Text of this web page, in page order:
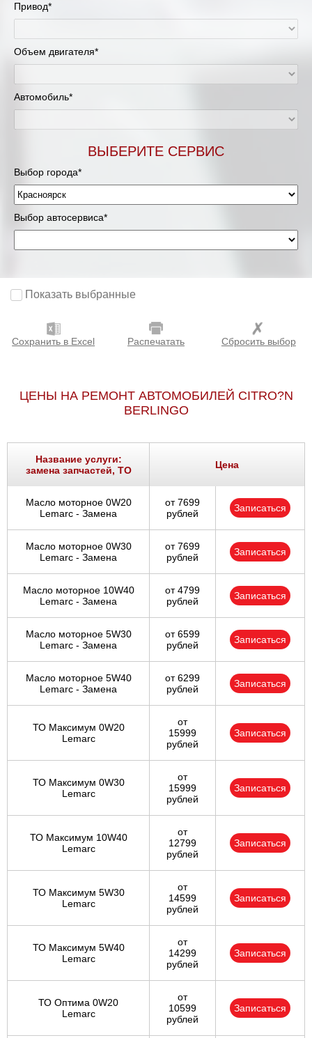
Привод*
Объем двигателя*
Автомобиль*
ВЫБЕРИТЕ СЕРВИС
Выбор города*
Выбор автосервиса*
Показать выбранные
Сохранить в Excel Распечатать Сбросить выбор
ЦЕНЫ НА РЕМОНТ АВТОМОБИЛЕЙ CITRO?N
BERLINGO
Название услуги:
замена запчастей, ТО
Цена
Масло моторное 0W20
Lemarc - Замена
от 7699
рублей
Записаться
Масло моторное 0W30
Lemarc - Замена
от 7699
рублей
Записаться
Масло моторное 10W40
Lemarc - Замена
от 4799
рублей
Записаться
Масло моторное 5W30
Lemarc - Замена
от 6599
рублей
Записаться
Масло моторное 5W40
Lemarc - Замена
от 6299
рублей
Записаться
ТО Максимум 0W20
Lemarc
от
15999
рублей
Записаться
ТО Максимум 0W30
Lemarc
от
15999
рублей
Записаться
ТО Максимум 10W40
Lemarc
от
12799
рублей
Записаться
ТО Максимум 5W30
Lemarc
от
14599
рублей
Записаться
ТО Максимум 5W40
Lemarc
от
14299
рублей
Записаться
ТО Оптима 0W20
Lemarc
от
10599
рублей
Записаться